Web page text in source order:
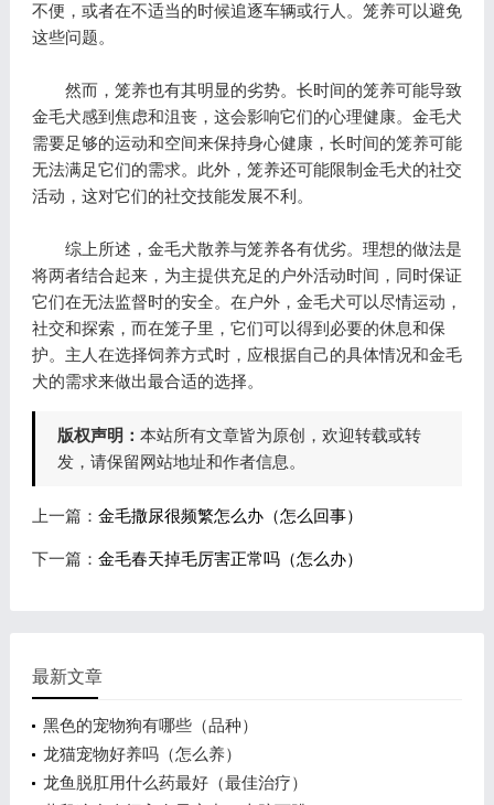
不便，或者在不适当的时候追逐车辆或行人。笼养可以避免
这些问题。
然而，笼养也有其明显的劣势。长时间的笼养可能导致
金毛犬感到焦虑和沮丧，这会影响它们的心理健康。金毛犬
需要足够的运动和空间来保持身心健康，长时间的笼养可能
无法满足它们的需求。此外，笼养还可能限制金毛犬的社交
活动，这对它们的社交技能发展不利。
综上所述，金毛犬散养与笼养各有优劣。理想的做法是
将两者结合起来，为主提供充足的户外活动时间，同时保证
它们在无法监督时的安全。在户外，金毛犬可以尽情运动，
社交和探索，而在笼子里，它们可以得到必要的休息和保
护。主人在选择饲养方式时，应根据自己的具体情况和金毛
犬的需求来做出最合适的选择。
版权声明： 本站所有文章皆为原创，欢迎转载或转
发，请保留网站地址和作者信息。
上一篇： 金毛撒尿很频繁怎么办（怎么回事）
下一篇： 金毛春天掉毛厉害正常吗（怎么办）
最新文章
黑色的宠物狗有哪些（品种）
龙猫宠物好养吗（怎么养）
龙鱼脱肛用什么药最好（最佳治疗）